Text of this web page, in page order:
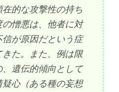
的な攻撃性の持ち
の憎悪は、他者に対
信が原因だという症
た。また、例は限
、遺伝的傾向として
疑心（ある種の妄想